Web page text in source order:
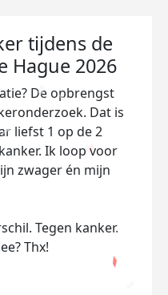
tijdens de
Hague 2026
De opbrengst
Dat is
liefst 1 op de 2
Ik loop voor
zwager én mijn
Tegen kanker.
Thx!